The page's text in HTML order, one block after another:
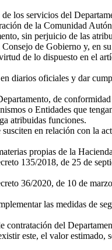
los servicios del
de la Comunidad
sin perjuicio de las
de Gobierno y, en
de lo dispuesto en el
diarios oficiales y dar
de
o Entidades que
atribuidas funciones.
en relación con la
propias de la
135/2018, de 25 de
36/2020, de 10 de
las medidas de
del
este, el valor estimado,